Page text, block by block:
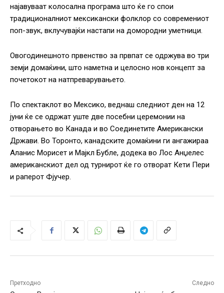
најавуваат колосална програма што ќе го спои
традиционалниот мексикански фолклор со современиот
поп-звук, вклучувајќи настапи на домородни уметници.
Овогодинешното првенство за првпат се одржува во три
земји домаќини, што наметна и целосно нов концепт за
почетокот на натпреварувањето.
По спектаклот во Мексико, веднаш следниот ден на 12
јуни ќе се одржат уште две посебни церемонии на
отворањето во Канада и во Соединетите Американски
Држави. Во Торонто, канадските домаќини ги ангажираа
Аланис Морисет и Мајкл Бубле, додека во Лос Анџелес
американскиот дел од турнирот ќе го отворат Кети Пери
и раперот Фјучер.
Претходно Следно